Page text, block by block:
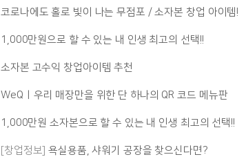
코로나에도 홀로 빛이 나는 무점포 / 소자본 창업 아이템!
1,000만원으로 할 수 있는 내 인생 최고의 선택!!
소자본 고수익 창업아이템 추천
WeQㅣ우리 매장만을 위한 단 하나의 QR 코드 메뉴판
1,000만원 소자본으로 할 수 있는 내 인생 최고의 선택!!
[창업정보] 욕실용품, 샤워기 공장을 찾으신다면?